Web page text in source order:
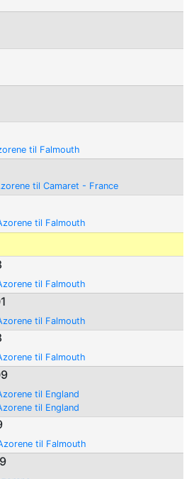
til Falmouth
til Camaret - France
til Falmouth
til Falmouth
til Falmouth
til Falmouth
til England
til England
til Falmouth